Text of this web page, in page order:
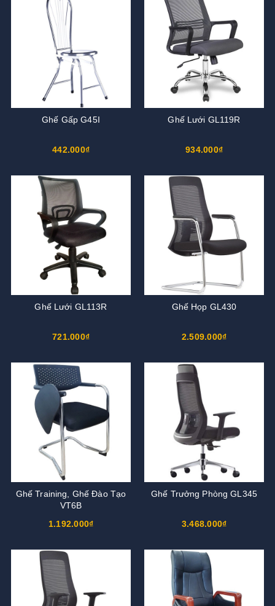
Ghế Gấp G45I
442.000₫
Ghế Lưới GL119R
934.000₫
Ghế Lưới GL113R
721.000₫
Ghế Họp GL430
2.509.000₫
Ghế Training, Ghế Đào Tạo
VT6B
1.192.000₫
Ghế Trưởng Phòng GL345
3.468.000₫